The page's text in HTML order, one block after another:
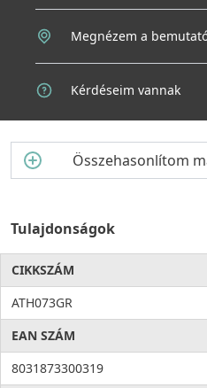
Megnézem a
Kérdéseim vannak
Összehasonlítom
Tulajdonságok
CIKKSZÁM
ATH073GR
EAN SZÁM
8031873300319